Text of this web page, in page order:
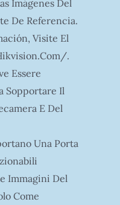
Imágenes Del
De Referencia.
Visite El
.
Essere
Sopportare Il
E Del
Una Porta
Immagini Del
Come